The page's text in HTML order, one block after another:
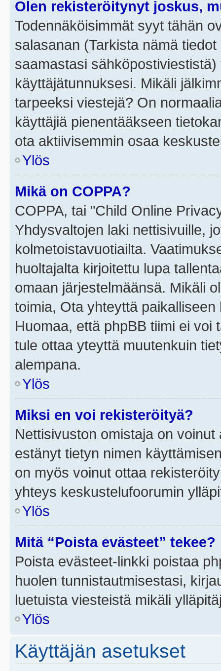
Olen rekisteröitynyt joskus,
Todennäköisimmät syyt tähän
salasanan (Tarkista nämä
saamastasi
käyttäjätunnuksesi. Mikäli
tarpeeksi viestejä? On
käyttäjiä pienentääkseen
ota aktiivisemmin osaa
Ylös
Mikä on COPPA?
COPPA, tai "Child Online
Yhdysvaltojen laki nettisivuille,
kolmetoistavuotiailta.
huoltajalta kirjoitettu lupa
omaan järjestelmäänsä. Mikäli
toimia, Ota yhteyttä
Huomaa, että phpBB tiimi ei voi
tule ottaa yteyttä muutenkuin
alempana.
Ylös
Miksi en voi rekisteröityä?
Nettisivuston omistaja on
estänyt tietyn nimen
on myös voinut ottaa
yhteys keskustelufoorumin
Ylös
Mitä “Poista evästeet” tekee?
Poista evästeet-linkki poistaa
huolen tunnistautmisestasi,
luetuista viesteistä mikäli
Ylös
Käyttäjän asetukset